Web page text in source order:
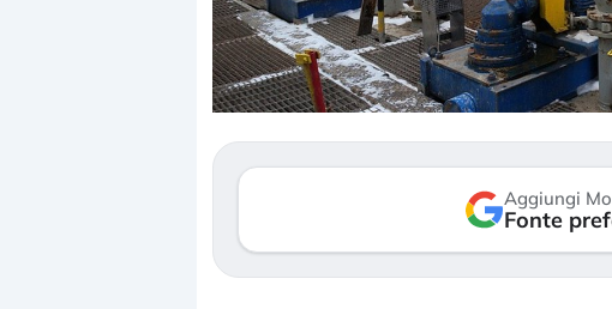
Aggiungi
Fonte
Dalle valutazioni estreme alla
correzione. Cosa sta
repricing degli asset?
mostrando segni di
verso le (…)